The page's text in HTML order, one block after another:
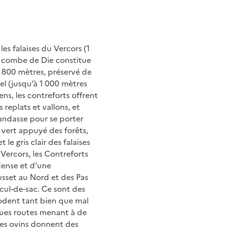
falaises du Vercors (1
de Die constitue
mètres, préservé de
(jusqu’à 1 000 mètres
les contreforts offrent
replats et vallons, et
pour se porter
appuyé des forêts,
le gris clair des falaises
les Contreforts
et d’une
au Nord et des Pas
de-sac. Ce sont des
tant bien que mal
routes menant à de
ovins donnent des